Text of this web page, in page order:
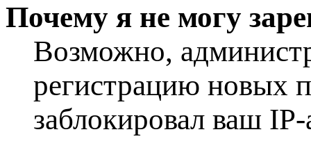
Почему я не могу
Возможно,
регистрацию новых
заблокировал ваш